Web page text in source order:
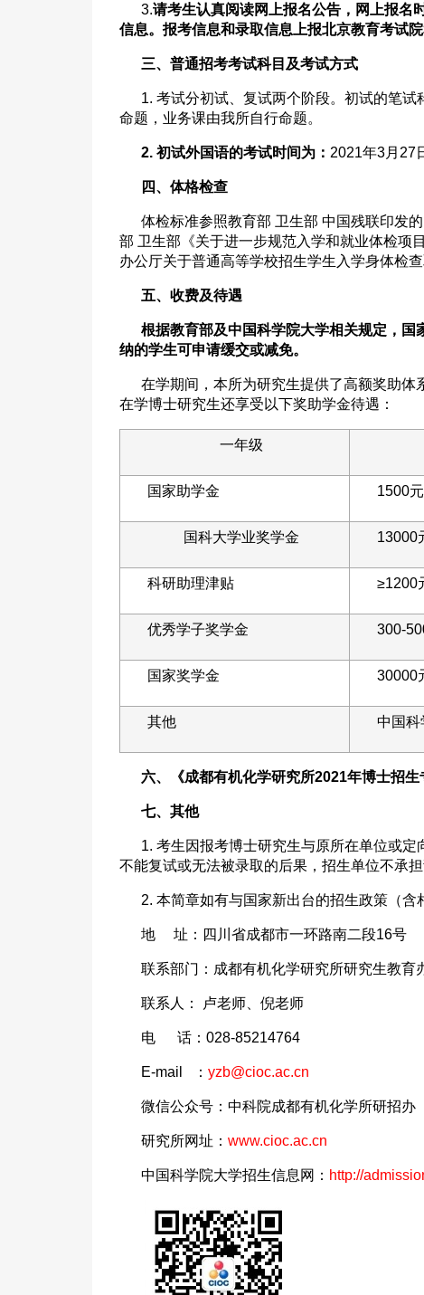
3.请考生认真阅读网上报名公告，网上报名
信息。报考信息和录取信息上报北京教育考试
三、普通招考考试科目及考试方式
1. 考试分初试、复试两个阶段。初试的笔
命题，业务课由我所自行命题。
2. 初试外国语的考试时间为： 2021年3月27
四、体格检查
体检标准参照教育部 卫生部 中国残联印发
部 卫生部《关于进一步规范入学和就业体检项
办公厅关于普通高等学校招生学生入学身体检
五、收费及待遇
根据教育部及中国科学院大学相关规定，
纳的学生可申请缓交或减免。
在学期间，本所为研究生提供了高额奖助
在学博士研究生还享受以下奖助学金待遇：
一年级
国家助学金 1500元
国科大学业奖学金 13000
科研助理津贴 ≥1200
优秀学子奖学金 300-
国家奖学金 30000
其他 中国科
六、《成都有机化学研究所2021年博士招生
七、其他
1. 考生因报考博士研究生与原所在单位或
不能复试或无法被录取的后果，招生单位不承担
2. 本简章如有与国家新出台的招生政策（含
地 址：四川省成都市一环路南二段16号
联系部门：成都有机化学研究所研究生教育
联系人： 卢老师、倪老师
电 话：028-85214764
E-mail ： yzb@cioc.ac.cn
微信公众号：中科院成都有机化学所研招办
研究所网址： www.cioc.ac.cn
中国科学院大学招生信息网： http://